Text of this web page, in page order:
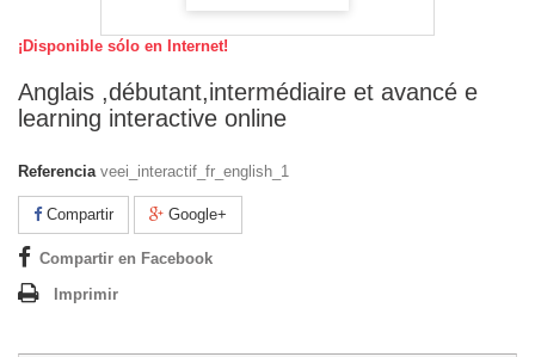
¡Disponible sólo en Internet!
Anglais ,débutant,intermédiaire et avancé e
learning interactive online
Referencia veei_interactif_fr_english_1
Compartir Google+
Compartir en Facebook
Imprimir